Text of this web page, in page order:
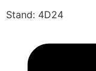
Stand: 4D24